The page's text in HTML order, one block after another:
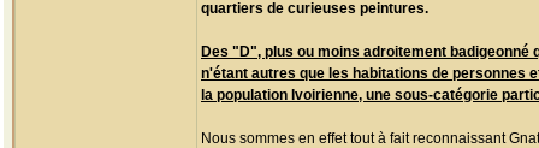
quartiers de curieuses peintures.
Des "D", plus ou moins adroitement
n'étant autres que les habitations de personnes
la population Ivoirienne, une sous-catégorie
Nous sommes en effet tout à fait reconnaissant